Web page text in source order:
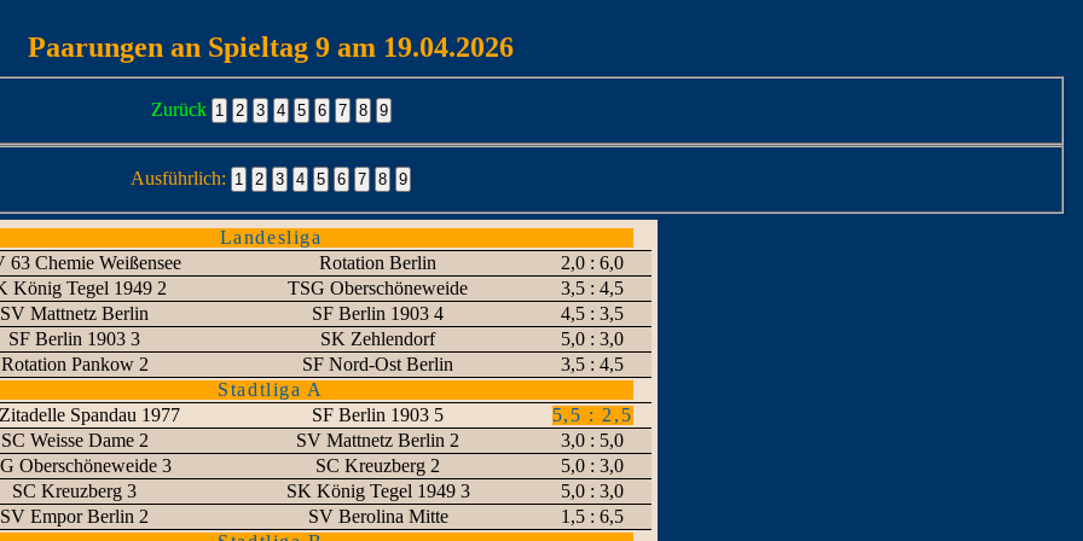
Paarungen an Spieltag 9 am 19.04.2026
Zurück
Ausführlich:
Landesliga
63 Chemie Weißensee
Rotation Berlin
2,0 : 6,0
König Tegel 1949 2
TSG Oberschöneweide
3,5 : 4,5
SV Mattnetz Berlin
SF Berlin 1903 4
4,5 : 3,5
SF Berlin 1903 3
SK Zehlendorf
5,0 : 3,0
Rotation Pankow 2
SF Nord-Ost Berlin
3,5 : 4,5
Stadtliga A
Spandau 1977
SF Berlin 1903 5
5,5 : 2,5
SC Weisse Dame 2
SV Mattnetz Berlin 2
3,0 : 5,0
Oberschöneweide 3
SC Kreuzberg 2
5,0 : 3,0
SC Kreuzberg 3
SK König Tegel 1949 3
5,0 : 3,0
SV Empor Berlin 2
SV Berolina Mitte
1,5 : 6,5